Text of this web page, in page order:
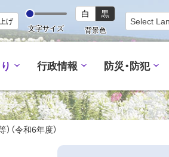
げ
文字サイズ
背景色
白 黒
行政情報 防災・防犯
（令和6年度）